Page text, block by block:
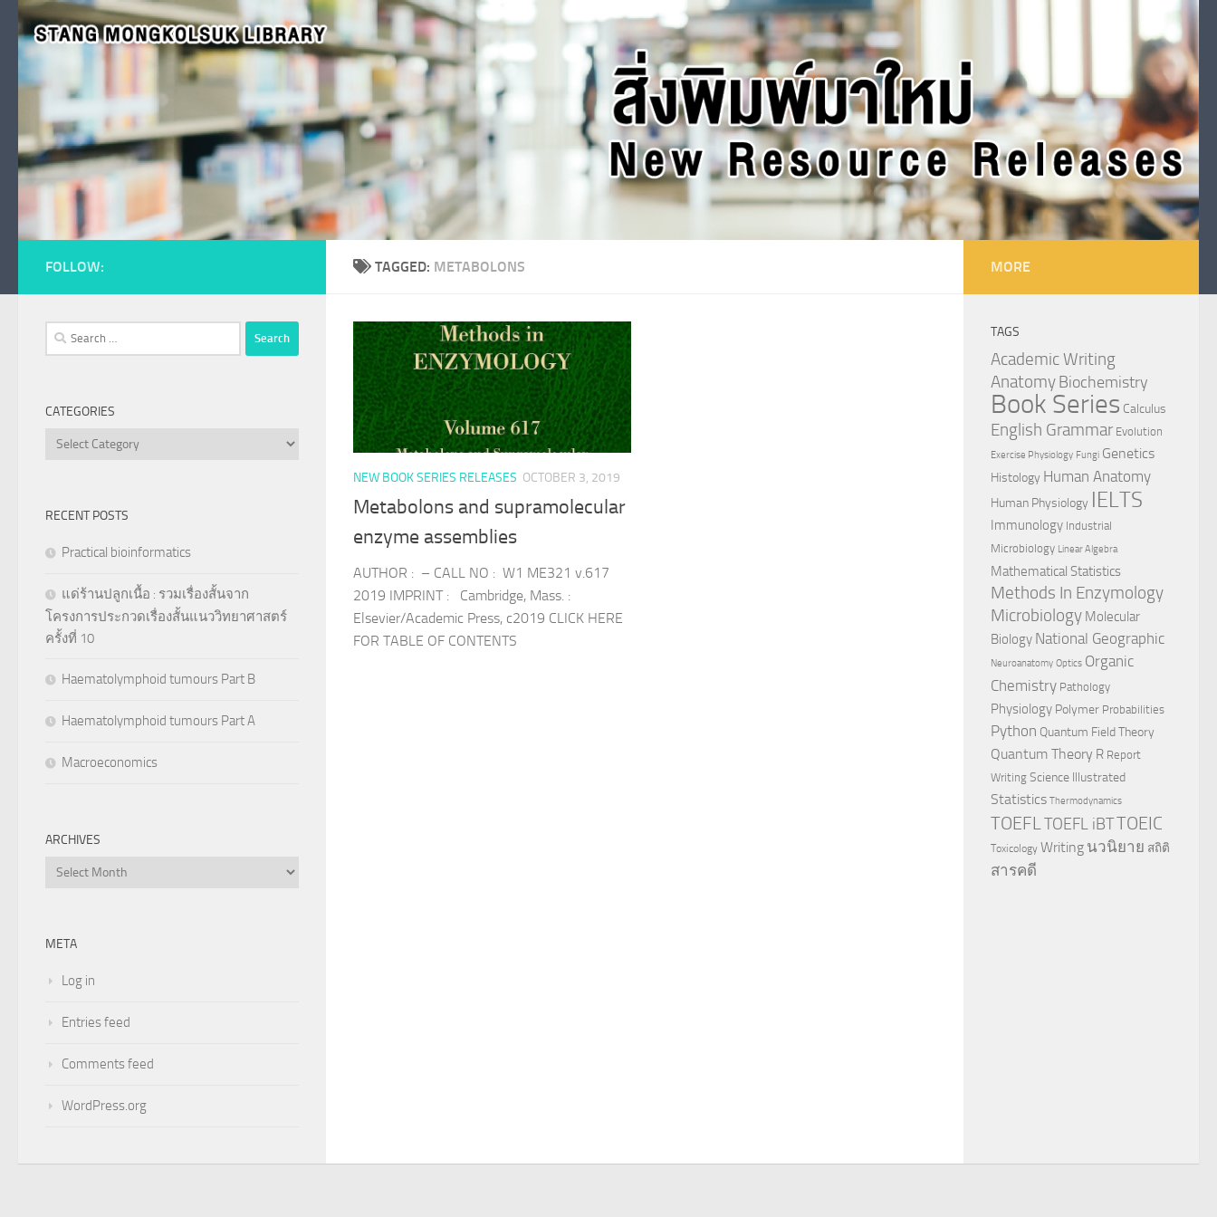
Skip to content
TAGGED: METABOLONS
NEW BOOK SERIES RELEASES OCTOBER 3, 2019
Metabolons and supramolecular
enzyme assemblies
AUTHOR : – CALL NO : W1 ME321 v.617
2019 IMPRINT : Cambridge, Mass. :
Elsevier/Academic Press, c2019 CLICK HERE
FOR TABLE OF CONTENTS
FOLLOW:
Search
for:
CATEGORIES
Categories
RECENT POSTS
Practical bioinformatics
แด่ร้านปลูกเนื้อ : รวมเรื่องสั้นจาก
โครงการประกวดเรื่องสั้นแนววิทยาศาสตร์
ครั้งที่ 10
Haematolymphoid tumours Part B
Haematolymphoid tumours Part A
Macroeconomics
ARCHIVES
Archives
META
Log in
Entries feed
Comments feed
WordPress.org
MORE
TAGS
Academic Writing
AnatomyBiochemistry
Book Series Calculus
English Grammar Evolution
Exercise Physiology Fungi Genetics
Histology Human Anatomy
Human Physiology IELTS
Immunology Industrial
Microbiology Linear Algebra
Mathematical Statistics
Methods In Enzymology
Microbiology Molecular
Biology National Geographic
Neuroanatomy Optics Organic
Chemistry Pathology
Physiology Polymer Probabilities
Python Quantum Field Theory
Quantum Theory R Report
Writing Science Illustrated
Statistics Thermodynamics
TOEFL TOEFL iBTTOEIC
Toxicology Writing นวนิยาย สถิติ
สารคดี